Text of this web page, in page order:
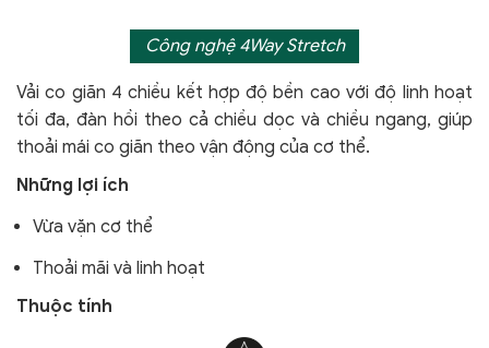
Công nghệ 4Way Stretch
Vải co giãn 4 chiều kết hợp độ bền cao với độ linh hoạt
tối đa, đàn hồi theo cả chiều dọc và chiều ngang, giúp
thoải mái co giãn theo vận động của cơ thể.
Những lợi ích
Vừa vặn cơ thể
Thoải mãi và linh hoạt
Thuộc tính